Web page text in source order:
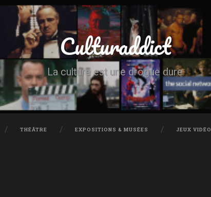
Culturaddict
La culture est une drogue dure
THÉÂTRE EXPOSITIONS & MUSÉES JEUX VIDÉO